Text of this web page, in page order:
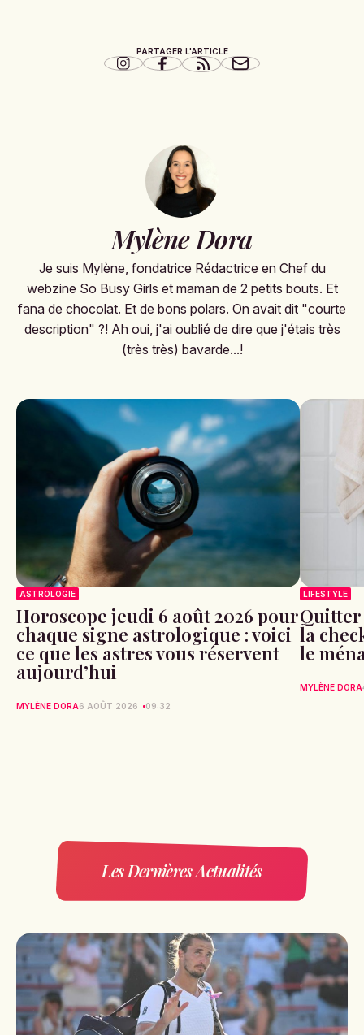
PARTAGER L'ARTICLE
Mylène Dora
Je suis Mylène, fondatrice Rédactrice en Chef du
webzine So Busy Girls et maman de 2 petits bouts. Et
fana de chocolat. Et de bons polars. On avait dit "courte
description" ?! Ah oui, j'ai oublié de dire que j'étais très
(très très) bavarde...!
ASTROLOGIE
Horoscope jeudi 6 août 2026 pour
chaque signe astrologique : voici
ce que les astres vous réservent
aujourd’hui
MYLÈNE DORA6 AOÛT 2026 09:32
LIFESTYLE
Quitter
la
le
MYLÈNE DORA
Les Dernières Actualités